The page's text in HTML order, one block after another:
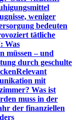
weniger
bedeuten
tätliche
Was
müssen – und
durch geschulte
Relevant
mit
Was ist
muss in der
der finanziellen